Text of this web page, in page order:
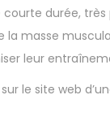
durée,
masse
leur
le site web